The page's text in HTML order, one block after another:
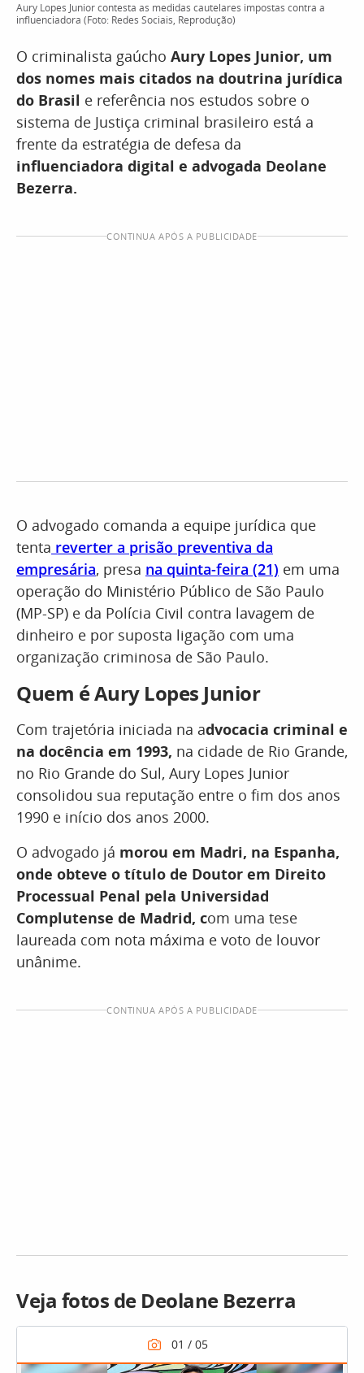
Aury Lopes Junior contesta as medidas cautelares impostas contra a
influenciadora (Foto: Redes Sociais, Reprodução)
O criminalista gaúcho Aury Lopes Junior, um
dos nomes mais citados na doutrina jurídica
do Brasil e referência nos estudos sobre o
sistema de Justiça criminal brasileiro está a
frente da estratégia de defesa da
influenciadora digital e advogada Deolane
Bezerra.
CONTINUA APÓS A PUBLICIDADE
O advogado comanda a equipe jurídica que
tenta reverter a prisão preventiva da
empresária, presa na quinta-feira (21) em uma
operação do Ministério Público de São Paulo
(MP-SP) e da Polícia Civil contra lavagem de
dinheiro e por suposta ligação com uma
organização criminosa de São Paulo.
Quem é Aury Lopes Junior
Com trajetória iniciada na advocacia criminal e
na docência em 1993, na cidade de Rio Grande,
no Rio Grande do Sul, Aury Lopes Junior
consolidou sua reputação entre o fim dos anos
1990 e início dos anos 2000.
O advogado já morou em Madri, na Espanha,
onde obteve o título de Doutor em Direito
Processual Penal pela Universidad
Complutense de Madrid, com uma tese
laureada com nota máxima e voto de louvor
unânime.
CONTINUA APÓS A PUBLICIDADE
Veja fotos de Deolane Bezerra